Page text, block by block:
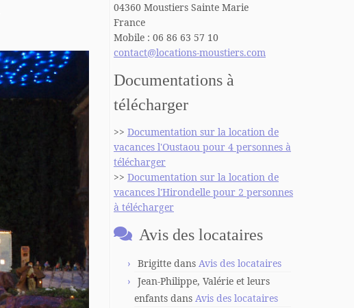
04360 Moustiers Sainte Marie
France
Mobile : 06 86 63 57 10
contact@locations-moustiers.com
Documentations à
télécharger
>> Documentation sur la location de
vacances l'Oustaou pour 4 personnes à
télécharger
>> Documentation sur la location de
vacances l'Hirondelle pour 2 personnes
à télécharger
Avis des locataires
Brigitte dans Avis des locataires
Jean-Philippe, Valérie et leurs
enfants dans Avis des locataires